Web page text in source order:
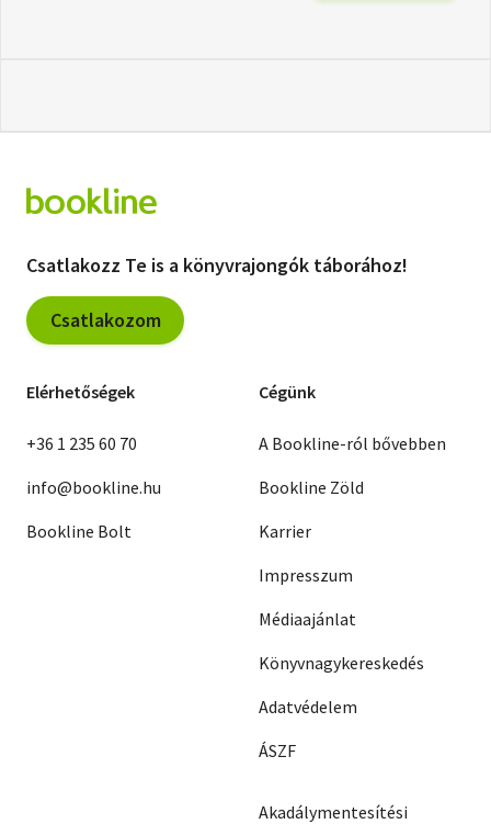
Csatlakozz Te is a könyvrajongók táborához!
Csatlakozom
Elérhetőségek
+36 1 235 60 70
info@bookline.hu
Bookline Bolt
Cégünk
A Bookline-ról bővebben
Bookline Zöld
Karrier
Impresszum
Médiaajánlat
Könyvnagykereskedés
Adatvédelem
ÁSZF
Akadálymentesítési